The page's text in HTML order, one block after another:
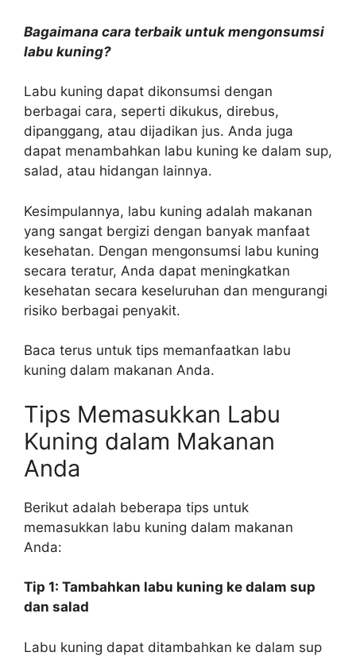
Bagaimana cara terbaik untuk mengonsumsi
labu kuning?
Labu kuning dapat dikonsumsi dengan
berbagai cara, seperti dikukus, direbus,
dipanggang, atau dijadikan jus. Anda juga
dapat menambahkan labu kuning ke dalam sup,
salad, atau hidangan lainnya.
Kesimpulannya, labu kuning adalah makanan
yang sangat bergizi dengan banyak manfaat
kesehatan. Dengan mengonsumsi labu kuning
secara teratur, Anda dapat meningkatkan
kesehatan secara keseluruhan dan mengurangi
risiko berbagai penyakit.
Baca terus untuk tips memanfaatkan labu
kuning dalam makanan Anda.
Tips Memasukkan Labu
Kuning dalam Makanan
Anda
Berikut adalah beberapa tips untuk
memasukkan labu kuning dalam makanan
Anda:
Tip 1: Tambahkan labu kuning ke dalam sup
dan salad
Labu kuning dapat ditambahkan ke dalam sup